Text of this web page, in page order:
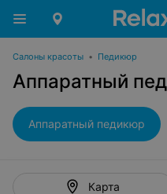
Салоны красоты • Педикюр
Аппаратный
Аппаратный педикюр
Карта